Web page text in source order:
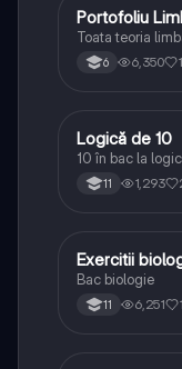
Limba și
Portofoliu
Toata teoria
6 6,350
Logică
Logică de 10
10 în bac la
11 1,293
Biologie
Exercitii
Bac biologie
11 6,251